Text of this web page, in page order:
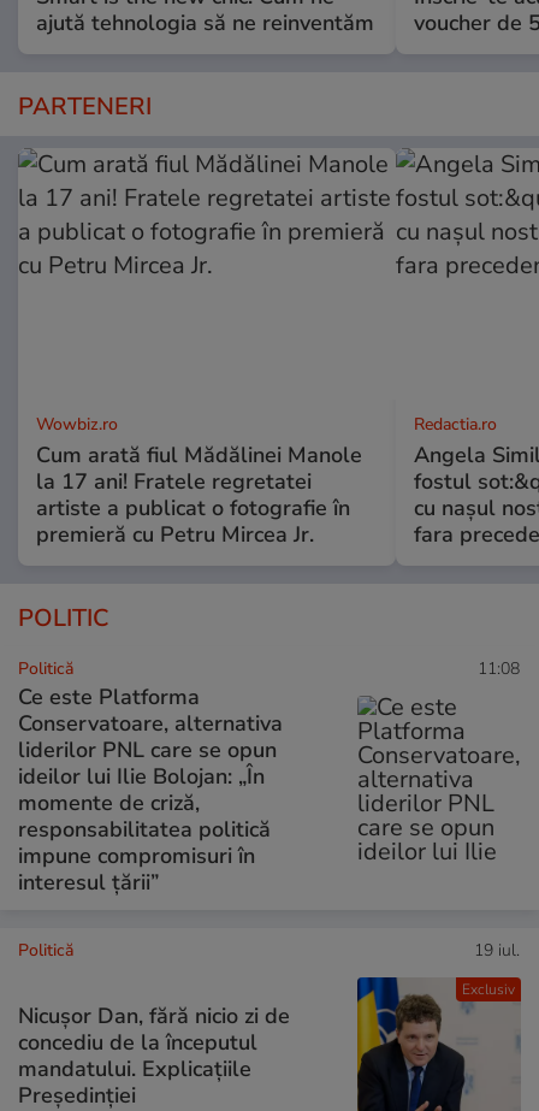
ajută tehnologia să ne reinventăm
voucher de
PARTENERI
Wowbiz.ro
Cum arată fiul Mădălinei Manole
la 17 ani! Fratele regretatei
artiste a publicat o fotografie în
premieră cu Petru Mircea Jr.
Redactia.ro
Angela
fostul
cu nașul
fara
POLITIC
Politică 11:08
Ce este Platforma
Conservatoare, alternativa
liderilor PNL care se opun
ideilor lui Ilie Bolojan: „În
momente de criză,
responsabilitatea politică
impune compromisuri în
interesul țării”
Exclusiv
Politică 19 iul.
Nicușor Dan, fără nicio zi de
concediu de la începutul
mandatului. Explicațiile
Președinției